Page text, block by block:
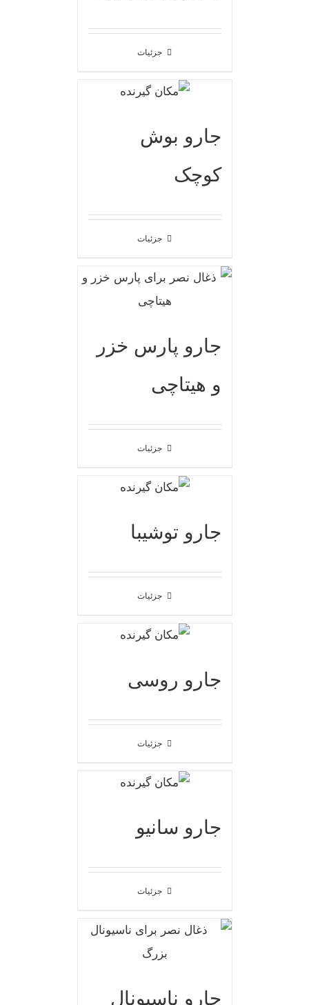
جزئیات
جارو بوش
کوچک
جزئیات
جارو پارس خزر
و هیتاچی
جزئیات
جارو توشیبا
جزئیات
جارو روسی
جزئیات
جارو سانیو
جزئیات
جارو ناسیونال